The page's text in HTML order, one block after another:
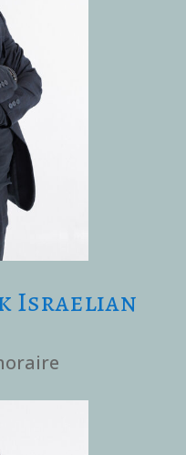
Israelian